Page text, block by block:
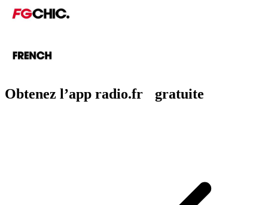
Obtenez l’app radio.fr gratuite